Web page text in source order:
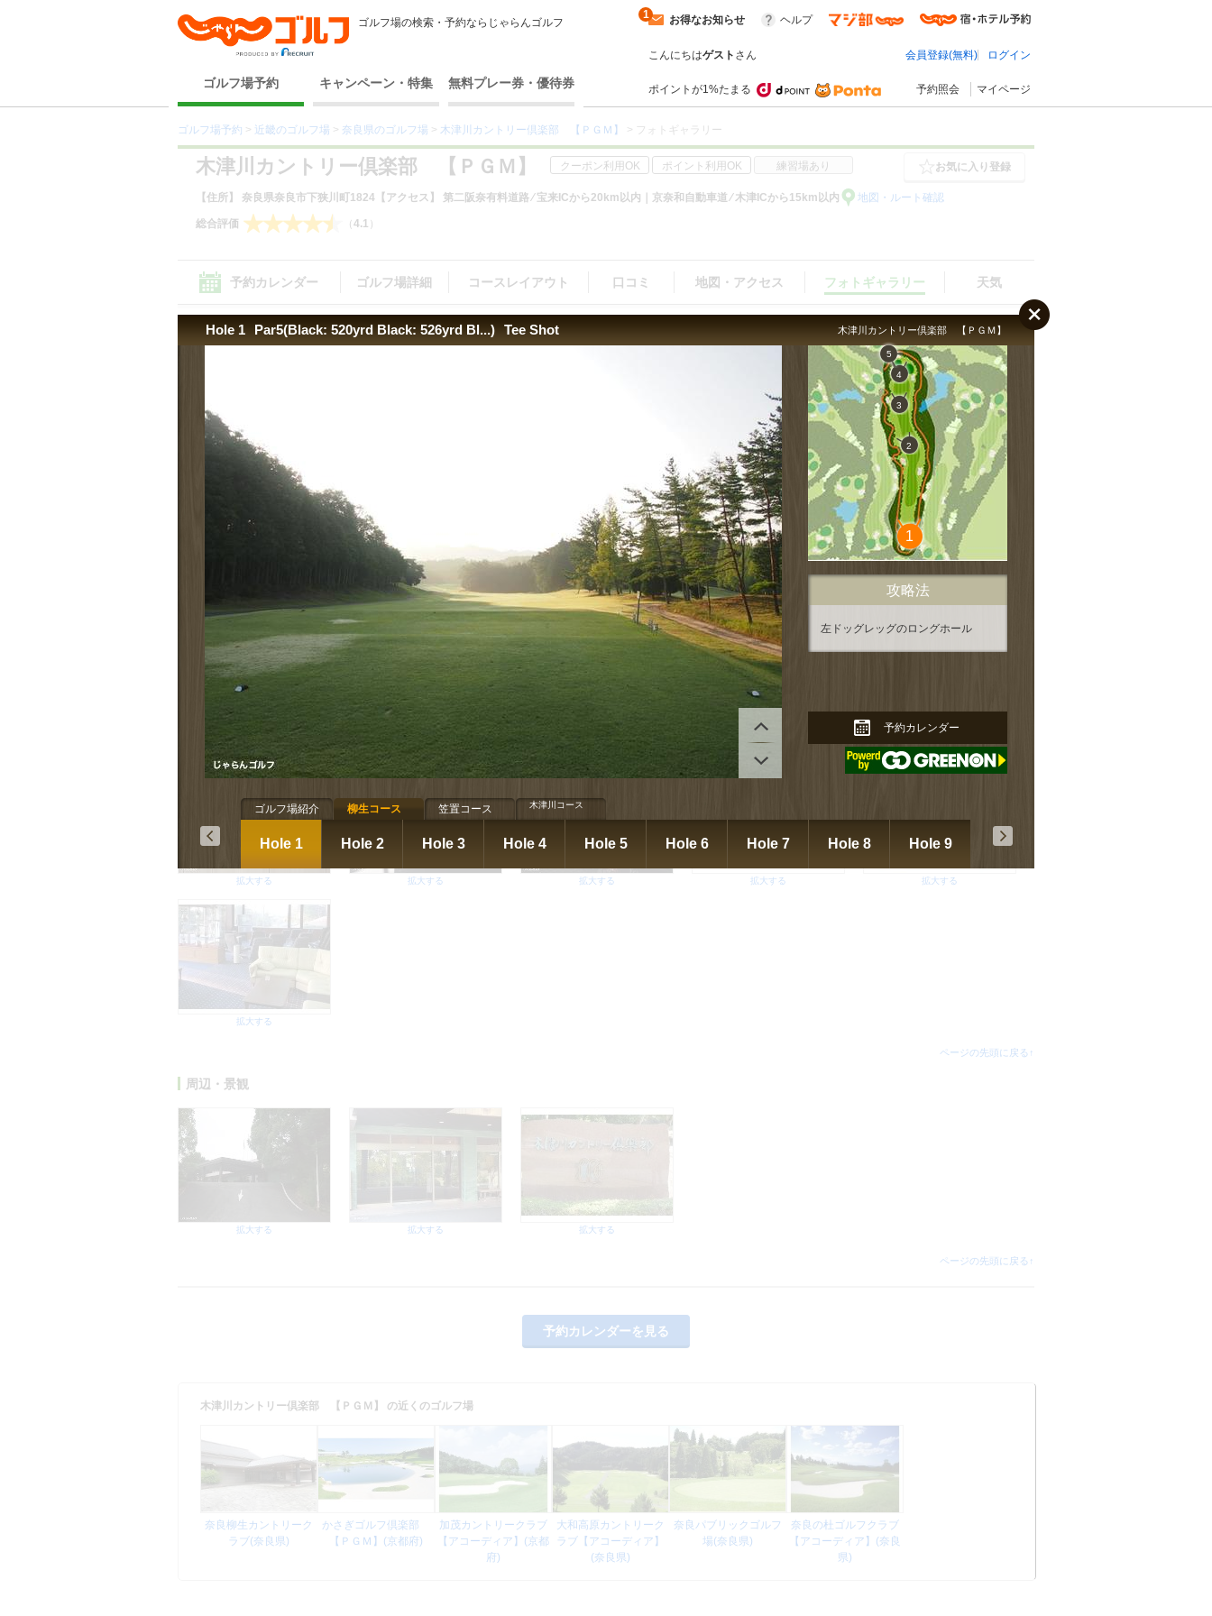
ゴルフ場の検索・予約ならじゃらんゴルフ
ゴルフ場予約 キャンペーン・特集 無料プレー券・優待券
お得なお知らせ
1 ヘルプ
こんにちはゲスト さん 会員登録(無料) ログイン
ポイントが1%たまる 予約照会 マイページ
ゴルフ場予約 > 近畿のゴルフ場 > 奈良県のゴルフ場 > 木津川カントリー倶楽部 【ＰＧＭ】 > フォトギャラリー
木津川カントリー倶楽部 【ＰＧＭ】 クーポン利用OK ポイント利用OK 練習場あり お気に入り登録
【住所】 奈良県奈良市下狭川町1824 【アクセス】 第二阪奈有料道路 ⁄ 宝来ICから20km以内｜京奈和自動車道 ⁄ 木津ICから15km以内 地図・ルート確認
総合評価 （4.1 ）
予約カレンダー ゴルフ場詳細 コースレイアウト 口コミ 地図・アクセス フォトギャラリー 天気
コース（2） ｜設備サービス（11）｜周辺・景観（3）
Hole 1 Par5(Black: 520yrd Black: 526yrd Bl...) Tee Shot 木津川カントリー倶楽部 【ＰＧＭ】
1
2
3
4
5
攻略法
左ドッグレッグのロングホール
予約カレンダー
ゴルフ場紹介 柳生コース 笠置コース 木津川コース
Hole 1 Hole 2 Hole 3 Hole 4 Hole 5 Hole 6 Hole 7 Hole 8 Hole 9
フォトギャラリー
拡大する
ページの先頭に戻る↑
拡大する 拡大する 拡大する 拡大する
拡大する 拡大する 拡大する 拡大する 拡大する
拡大する
ページの先頭に戻る↑
周辺・景観
拡大する 拡大する 拡大する
ページの先頭に戻る↑
予約カレンダーを見る
木津川カントリー倶楽部 【ＰＧＭ】 の近くのゴルフ場
奈良柳生カントリーク
ラブ(奈良県)
かさぎゴルフ倶楽部
【ＰＧＭ】(京都府)
加茂カントリークラブ
【アコーディア】(京都
府)
大和高原カントリーク
ラブ【アコーディア】
(奈良県)
奈良パブリックゴルフ
場(奈良県)
奈良の杜ゴルフクラブ
【アコーディア】(奈良
県)